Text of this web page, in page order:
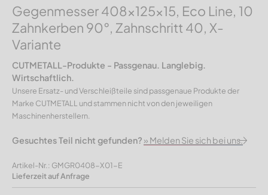
Gegenmesser 408x125x15, Eco Line, 10
Zahnkerben 90°, Zahnschritt 40, X-
Variante
CUTMETALL-Produkte - Passgenau. Langlebig.
Wirtschaftlich.
Unsere Ersatz- und Verschleißteile sind passgenaue Produkte der
Marke CUTMETALL und stammen nicht von den jeweiligen
Maschinenherstellern.
Gesuchtes Teil nicht gefunden? » Melden Sie sich bei uns.
Artikel-Nr.: GMGR0408-X01-E
Lieferzeit auf Anfrage